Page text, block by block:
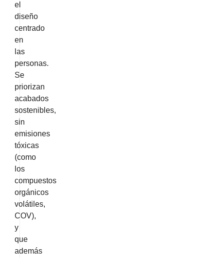
el
diseño
centrado
en
las
personas.
Se
priorizan
acabados
sostenibles,
sin
emisiones
tóxicas
(como
los
compuestos
orgánicos
volátiles,
COV),
y
que
además